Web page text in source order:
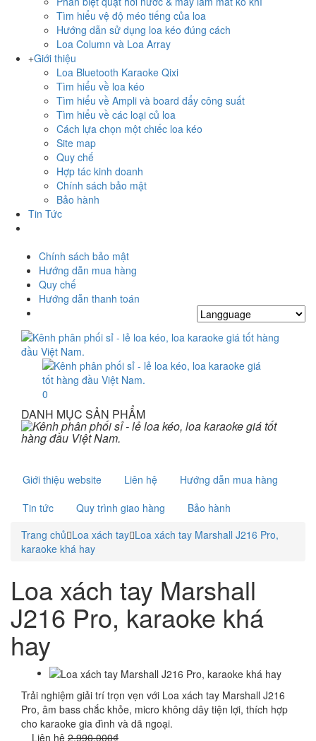
Tìm hiểu vệ độ méo tiếng của loa
Hướng dẫn sử dụng loa kéo đúng cách
Loa Column và Loa Array
Giới thiệu
Loa Bluetooth Karaoke Qixi
Tìm hiểu về loa kéo
Tìm hiểu về Ampli và board đẩy công suất
Tìm hiểu về các loại củ loa
Cách lựa chọn một chiếc loa kéo
Site map
Quy chế
Hợp tác kinh doanh
Chính sách bảo mật
Bảo hành
Tin Tức
Chính sách bảo mật
Hướng dẫn mua hàng
Quy chế
Hướng dẫn thanh toán
0
DANH MỤC SẢN PHẨM
Giới thiệu website Liên hệ
Hướng dẫn mua hàng
Tin tức
Quy trình giao hàng
Bảo hành
Trang chủ Loa xách tay Loa xách tay Marshall J216 Pro,
karaoke khá hay
Loa xách tay Marshall
J216 Pro, karaoke khá
hay
Trải nghiệm giải trí trọn vẹn với Loa xách tay Marshall J216
Pro, âm bass chắc khỏe, micro không dây tiện lợi, thích hợp
cho karaoke gia đình và dã ngoại.
Liên hệ 2.990.000₫